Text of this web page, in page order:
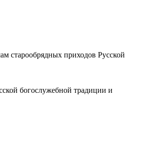
старообрядных приходов Русской
богослужебной традиции и